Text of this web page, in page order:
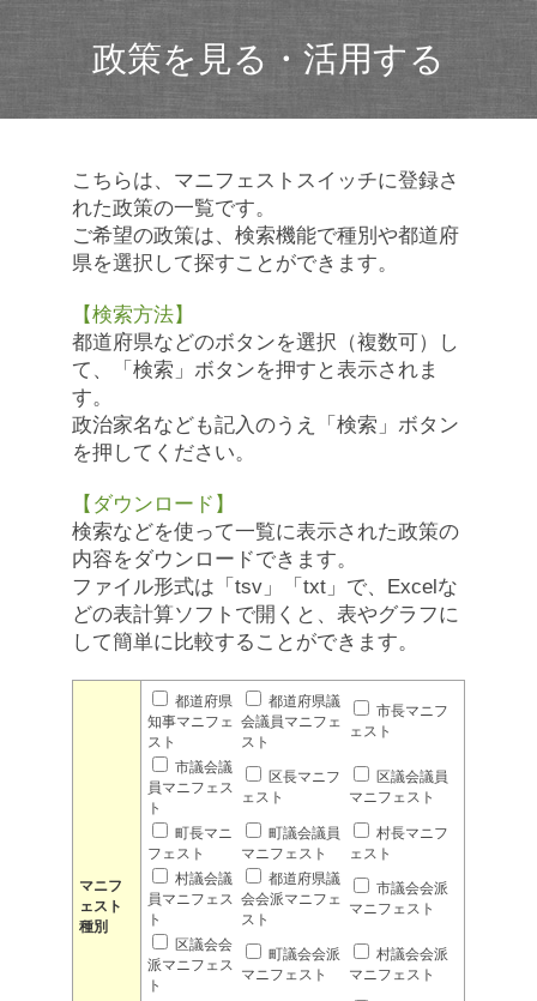
政策を見る・活用する
こちらは、マニフェストスイッチに登録さ
れた政策の一覧です。
ご希望の政策は、検索機能で種別や都道府
県を選択して探すことができます。
【検索方法】
都道府県などのボタンを選択（複数可）し
て、「検索」ボタンを押すと表示されま
す。
政治家名なども記入のうえ「検索」ボタン
を押してください。
【ダウンロード】
検索などを使って一覧に表示された政策の
内容をダウンロードできます。
ファイル形式は「tsv」「txt」で、Excelな
どの表計算ソフトで開くと、表やグラフに
して簡単に比較することができます。
マニフ
ェスト
種別
都道府県
知事マニフェ
スト
都道府県議
会議員マニフェ
スト
市長マニフ
ェスト
市議会議
員マニフェス
ト
区長マニフ
ェスト
区議会議員
マニフェスト
町長マニ
フェスト
町議会議員
マニフェスト
村長マニフ
ェスト
村議会議
員マニフェス
ト
都道府県議
会会派マニフェ
スト
市議会会派
マニフェスト
区議会会
派マニフェス
ト
町議会会派
マニフェスト
村議会会派
マニフェスト